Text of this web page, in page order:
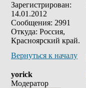
Зарегистрирован:
14.01.2012
Сообщения: 2991
Откуда: Россия,
Красноярский край.
Вернуться к началу
yorick
Модератор